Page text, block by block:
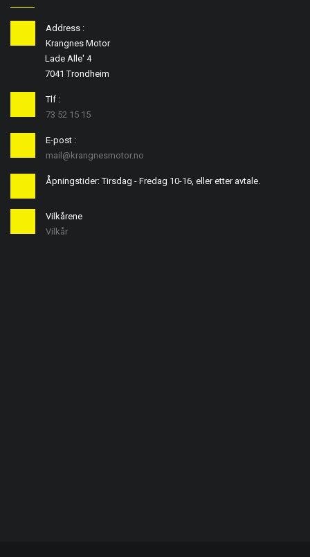
Address :
Krangnes Motor
Lade Alle' 4
7041 Trondheim
Tlf :
73 52 15 15
E-post :
mail@krangnesmotor.no
Åpningstider: Tirsdag - Fredag 10-16, eller etter avtale.
Vilkårene
Vilkår